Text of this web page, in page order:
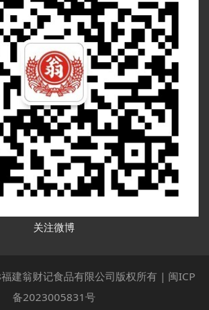
关注微博
建翁财记食品有限公司版权所有 | 闽ICP
备2023005831号